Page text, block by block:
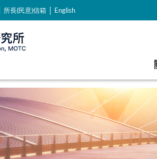
所長(民意)信箱｜ English